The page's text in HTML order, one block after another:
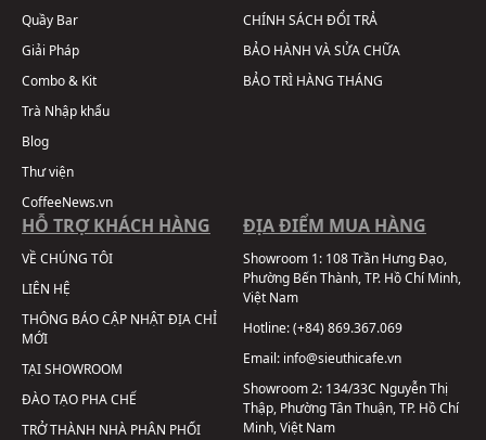
Quầy Bar
Giải Pháp
Combo & Kit
Trà Nhập khẩu
Blog
Thư viện
CoffeeNews.vn
CHÍNH SÁCH ĐỔI TRẢ
BẢO HÀNH VÀ SỬA CHỮA
BẢO TRÌ HÀNG THÁNG
HỖ TRỢ KHÁCH HÀNG
VỀ CHÚNG TÔI
LIÊN HỆ
THÔNG BÁO CẬP NHẬT ĐỊA CHỈ
MỚI
TẠI SHOWROOM
ĐÀO TẠO PHA CHẾ
TRỞ THÀNH NHÀ PHÂN PHỐI
ĐỊA ĐIỂM MUA HÀNG
Showroom 1: 108 Trần Hưng Đạo,
Phường Bến Thành, TP. Hồ Chí Minh,
Việt Nam
Hotline:(+84) 869.367.069
Email: info@sieuthicafe.vn
Showroom 2: 134/33C Nguyễn Thị
Thập, Phường Tân Thuận, TP. Hồ Chí
Minh, Việt Nam